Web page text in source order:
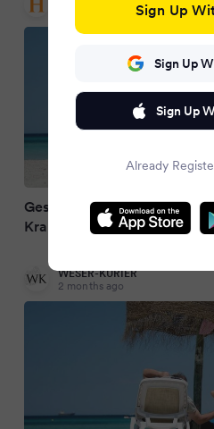
Gesund im Urlaub: So
Krankheiten
WESER-KURIER
2 months ago
Sign Up
Sign Up
Sign Up
Already